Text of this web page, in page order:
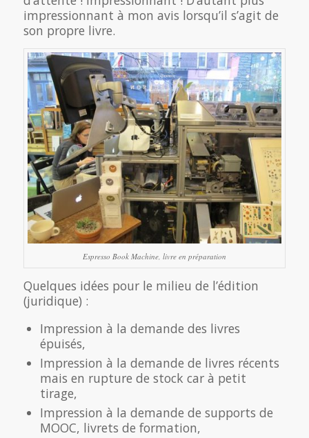
impressionnant à mon avis lorsqu’il s’agit de
son propre livre.
Espresso Book Machine, livre en préparation
Quelques idées pour le milieu de l’édition
(juridique) :
Impression à la demande des livres
épuisés,
Impression à la demande de livres récents
mais en rupture de stock car à petit
tirage,
Impression à la demande de supports de
MOOC, livrets de formation,